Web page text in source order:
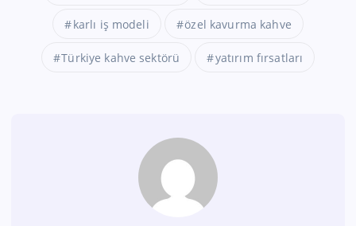
karlı iş modeli özel kavurma kahve
Türkiye kahve sektörü yatırım fırsatları